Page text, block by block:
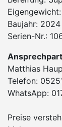
Baujahr: 2024
Serien-Nr.:
Matthias
Telefon:
WhatsApp:
Preise